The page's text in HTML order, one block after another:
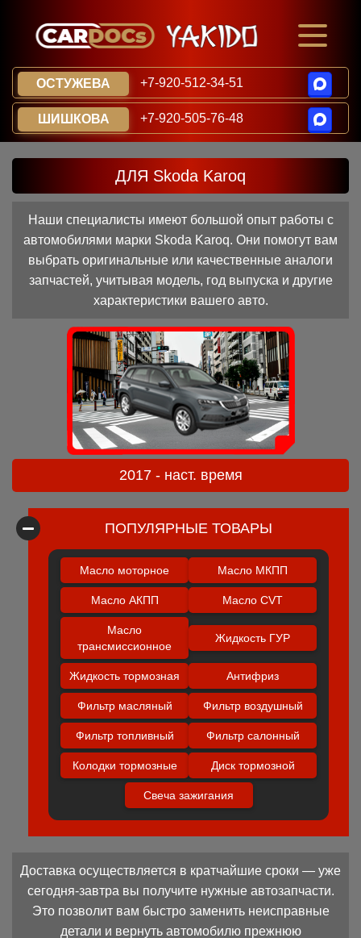
ОСТУЖЕВА +7-920-512-34-51
ШИШКОВА +7-920-505-76-48
ДЛЯ Skoda Karoq
Наши специалисты имеют большой опыт работы с
автомобилями марки Skoda Karoq. Они помогут вам
выбрать оригинальные или качественные аналоги
запчастей, учитывая модель, год выпуска и другие
характеристики вашего авто.
2017 - наст. время
ПОПУЛЯРНЫЕ ТОВАРЫ
Масло моторное Масло МКПП
Масло АКПП Масло CVT
Масло
трансмиссионное
Жидкость ГУР
Жидкость тормозная Антифриз
Фильтр масляный Фильтр воздушный
Фильтр топливный Фильтр салонный
Колодки тормозные Диск тормозной
Свеча зажигания
Доставка осуществляется в кратчайшие сроки — уже
сегодня-завтра вы получите нужные автозапчасти.
Это позволит вам быстро заменить неисправные
детали и вернуть автомобилю прежнюю